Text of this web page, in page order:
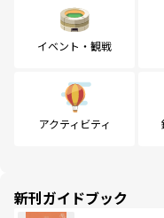
イベント・観戦
アクティビティ
新刊ガイドブック